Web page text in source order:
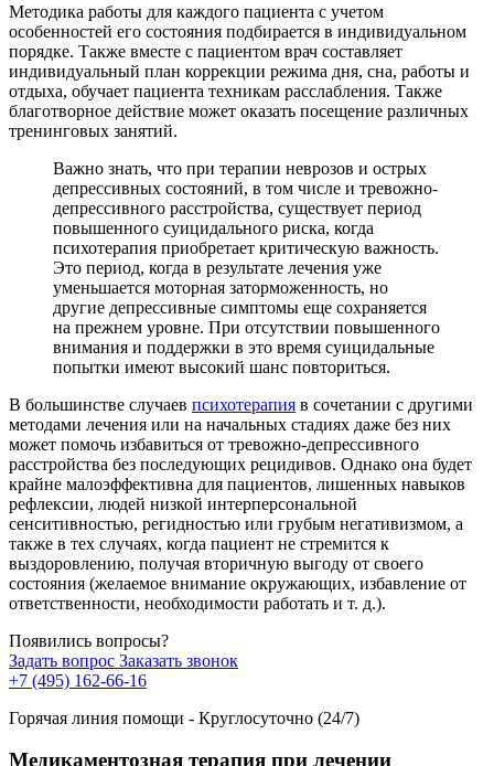
Методика работы для каждого пациента с учетом
особенностей его состояния подбирается в индивидуальном
порядке. Также вместе с пациентом врач составляет
индивидуальный план коррекции режима дня, сна, работы и
отдыха, обучает пациента техникам расслабления. Также
благотворное действие может оказать посещение различных
тренинговых занятий.
Важно знать, что при терапии неврозов и острых
депрессивных состояний, в том числе и тревожно-
депрессивного расстройства, существует период
повышенного суицидального риска, когда
психотерапия приобретает критическую важность.
Это период, когда в результате лечения уже
уменьшается моторная заторможенность, но
другие депрессивные симптомы еще сохраняется
на прежнем уровне. При отсутствии повышенного
внимания и поддержки в это время суицидальные
попытки имеют высокий шанс повториться.
В большинстве случаев психотерапия в сочетании с другими
методами лечения или на начальных стадиях даже без них
может помочь избавиться от тревожно-депрессивного
расстройства без последующих рецидивов. Однако она будет
крайне малоэффективна для пациентов, лишенных навыков
рефлексии, людей низкой интерперсональной
сенситивностью, регидностью или грубым негативизмом, а
также в тех случаях, когда пациент не стремится к
выздоровлению, получая вторичную выгоду от своего
состояния (желаемое внимание окружающих, избавление от
ответственности, необходимости работать и т. д.).
Появились вопросы?
Задать вопрос Заказать звонок
+7 (495) 162-66-16
Горячая линия помощи - Круглосуточно (24/7)
Медикаментозная терапия при лечении